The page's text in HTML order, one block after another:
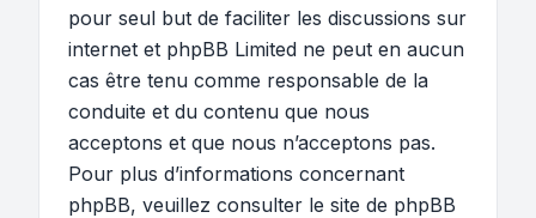
pour seul but de faciliter les discussions sur
internet et phpBB Limited ne peut en aucun
cas être tenu comme responsable de la
conduite et du contenu que nous
acceptons et que nous n’acceptons pas.
Pour plus d’informations concernant
phpBB, veuillez consulter le site de phpBB